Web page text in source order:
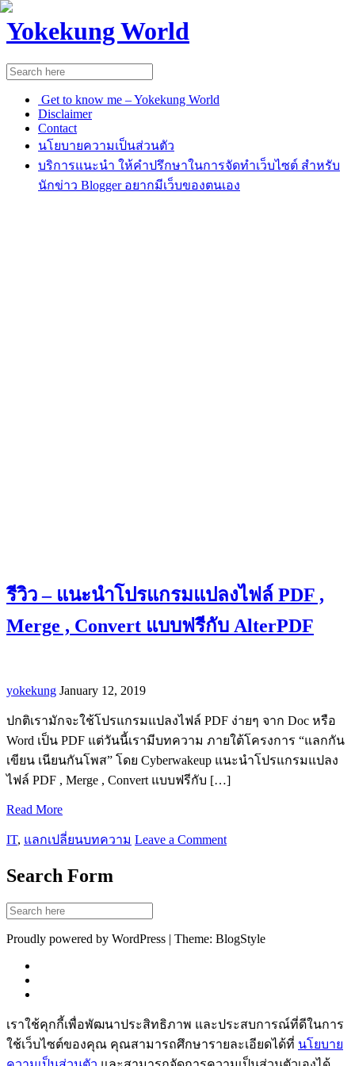
Yokekung World
Get to know me – Yokekung World
Disclaimer
Contact
นโยบายความเป็นส่วนตัว
บริการแนะนำ ให้คำปรึกษาในการจัดทำเว็บไซต์ สำหรับ
นักข่าว Blogger อยากมีเว็บของตนเอง
รีวิว – แนะนำโปรแกรมแปลงไฟล์ PDF ,
Merge , Convert แบบฟรีกับ AlterPDF
yokekung January 12, 2019
ปกติเรามักจะใช้โปรแกรมแปลงไฟล์ PDF ง่ายๆ จาก Doc หรือ
Word เป็น PDF แต่วันนี้เรามีบทความ ภายใต้โครงการ “แลกกัน
เขียน เนียนกันโพส” โดย Cyberwakeup แนะนำโปรแกรมแปลง
ไฟล์ PDF , Merge , Convert แบบฟรีกับ […]
Read More
IT, แลกเปลี่ยนบทความ Leave a Comment
Search Form
Proudly powered by WordPress | Theme: BlogStyle
เราใช้คุกกี้เพื่อพัฒนาประสิทธิภาพ และประสบการณ์ที่ดีในการ
ใช้เว็บไซต์ของคุณ คุณสามารถศึกษารายละเอียดได้ที่ นโยบาย